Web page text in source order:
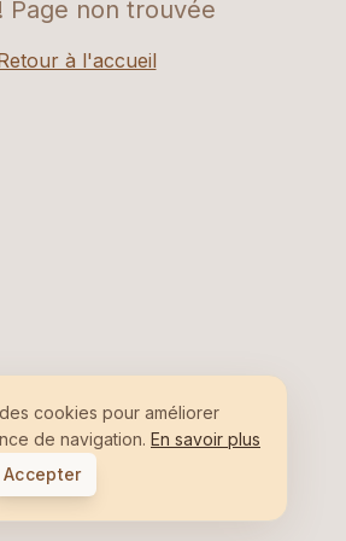
Page non trouvée
à l'accueil
cookies pour améliorer
de navigation. En savoir plus
Accepter